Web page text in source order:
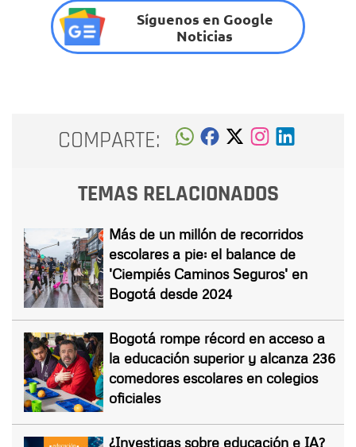
Síguenos en Google
Noticias
COMPARTE:
TEMAS RELACIONADOS
Más de un millón de recorridos
escolares a pie: el balance de
'Ciempiés Caminos Seguros' en
Bogotá desde 2024
Bogotá rompe récord en acceso a
la educación superior y alcanza 236
comedores escolares en colegios
oficiales
¿Investigas sobre educación e IA?